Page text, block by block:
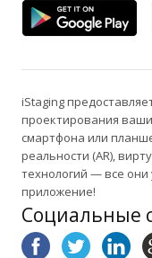
iStaging
проектирования
смартфона или
реальности (AR),
технологий — все
приложение!
Социальные